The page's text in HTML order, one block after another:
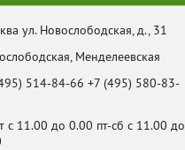
ул. Новослободская, д., 31
Менделеевская
514-84-66 +7 (495) 580-83-
с 11.00 до 0.00 пт-сб с 11.00 до